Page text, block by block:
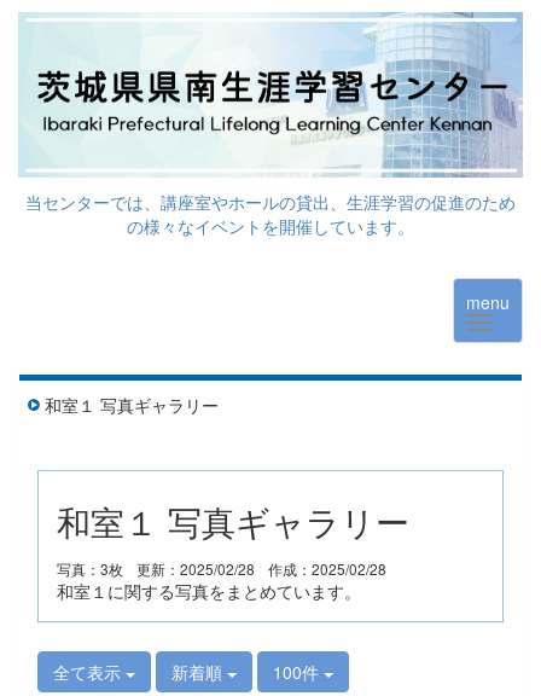
当センターでは、講座室やホールの貸出、生涯学習の促進のため
の様々なイベントを開催しています。
menu
和室１ 写真ギャラリー
和室１ 写真ギャラリー
写真：3枚 更新：2025/02/28 作成：2025/02/28
和室１に関する写真をまとめています。
全て表示 新着順 100件